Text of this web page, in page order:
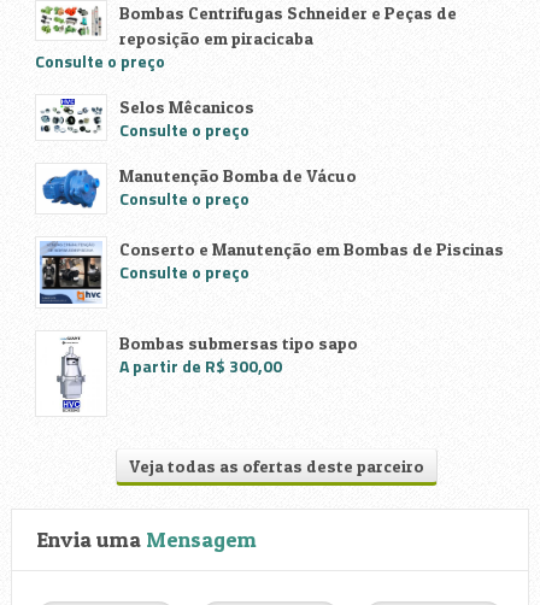
Bombas Centrifugas Schneider e Peças de
reposição em piracicaba
Consulte o preço
Selos Mêcanicos
Consulte o preço
Manutenção Bomba de Vácuo
Consulte o preço
Conserto e Manutenção em Bombas de Piscinas
Consulte o preço
Bombas submersas tipo sapo
A partir de R$ 300,00
Veja todas as ofertas deste parceiro
Envia uma Mensagem